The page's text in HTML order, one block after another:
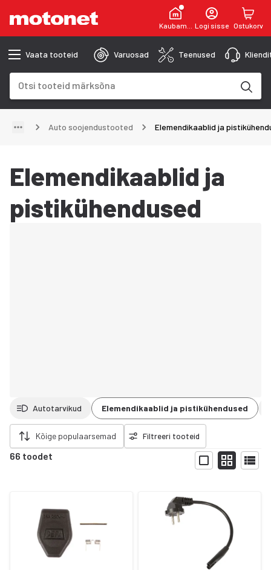
KaubamajaLogi sisse Ostukorv
Vaata tooteid Varuosad Teenused
Auto soojendustooted Elemendikaablid ja
Elemendikaablid ja
pistikühendused
Autotarvikud Elemendikaablid ja pistikühendused
Kõige populaarsemad Filtreeri tooteid
66 toodet
Näita
filtrid